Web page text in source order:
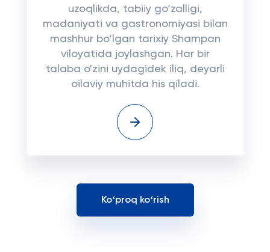
uzoqlikda, tabiiy go‘zalligi,
madaniyati va gastronomiyasi bilan
mashhur bo‘lgan tarixiy Shampan
viloyatida joylashgan. Har bir
talaba o'zini uydagidek iliq, deyarli
oilaviy muhitda his qiladi.
Koʻproq koʻrish